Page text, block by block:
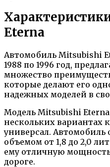
Eterna
Автомобиль Mitsubishi
1988 по 1996 год,
множество
которые делают его
надежных моделей в
Модель Mitsubishi Eterna
нескольких вариантах
универсал. Автомобиль
объемом от 1,8 до 2,0
ему отличную
дороге.